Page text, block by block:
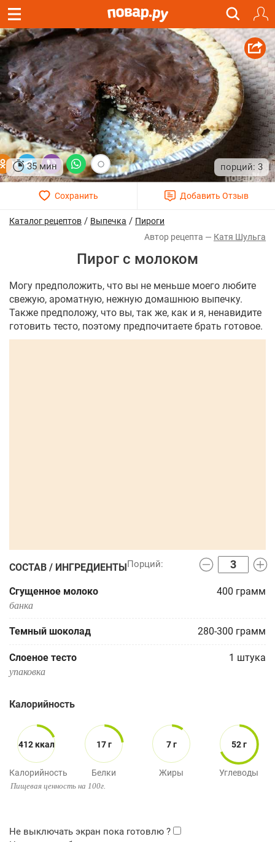
35 мин 3
Каталог рецептов / Выпечка / Пироги
Катя Шульга
Пирог с молоком
Могу предположить, что вы не меньше моего любите
свежую, ароматную, нежную домашнюю выпечку.
Также предположу, что вы, так же, как и я, ненавидите
готовить тесто, поэтому предпочитаете брать готовое.
СОСТАВ / ИНГРЕДИЕНТЫ
Сгущенное молоко 400 грамм
банка
Темный шоколад 280-300 грамм
Слоеное тесто 1 штука
упаковка
Калорийность
412 ккал
Калорийность
17 г
Белки
7 г
Жиры
52 г
Углеводы
Пищевая ценность на 100г.